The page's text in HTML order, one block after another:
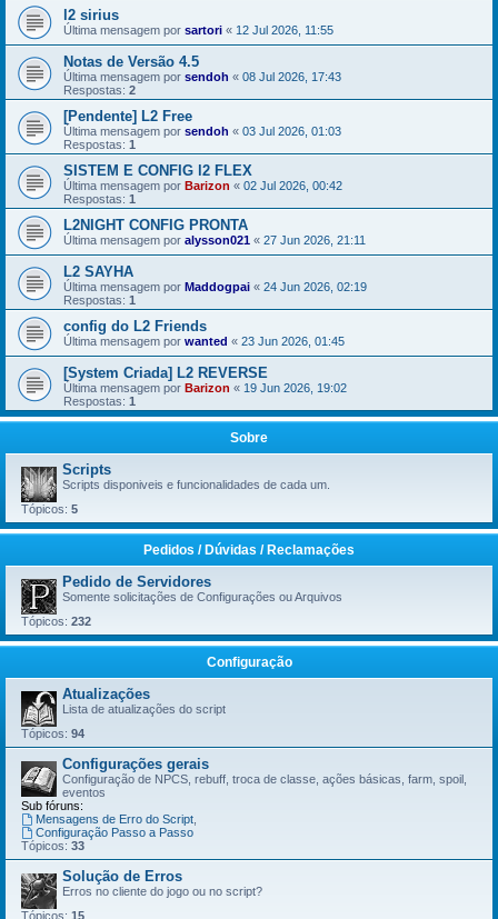
l2 sirius
Última mensagem por sartori « 12 Jul 2026, 11:55
Notas de Versão 4.5
Última mensagem por sendoh « 08 Jul 2026, 17:43
Respostas: 2
[Pendente] L2 Free
Última mensagem por sendoh « 03 Jul 2026, 01:03
Respostas: 1
SISTEM E CONFIG l2 FLEX
Última mensagem por Barizon « 02 Jul 2026, 00:42
Respostas: 1
L2NIGHT CONFIG PRONTA
Última mensagem por alysson021 « 27 Jun 2026, 21:11
L2 SAYHA
Última mensagem por Maddogpai « 24 Jun 2026, 02:19
Respostas: 1
config do L2 Friends
Última mensagem por wanted « 23 Jun 2026, 01:45
[System Criada] L2 REVERSE
Última mensagem por Barizon « 19 Jun 2026, 19:02
Respostas: 1
Sobre
Scripts
Scripts disponiveis e funcionalidades de cada um.
Tópicos: 5
Pedidos / Dúvidas / Reclamações
Pedido de Servidores
Somente solicitações de Configurações ou Arquivos
Tópicos: 232
Configuração
Atualizações
Lista de atualizações do script
Tópicos: 94
Configurações gerais
Configuração de NPCS, rebuff, troca de classe, ações básicas, farm, spoil,
eventos
Sub fóruns:
Mensagens de Erro do Script,
Configuração Passo a Passo
Tópicos: 33
Solução de Erros
Erros no cliente do jogo ou no script?
Tópicos: 15